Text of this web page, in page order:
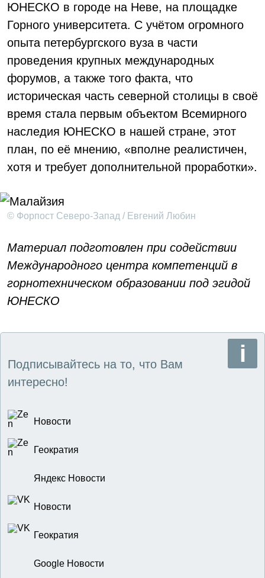
ЮНЕСКО в городе на Неве, на площадке
Горного университета. С учётом огромного
опыта петербургского вуза в части
проведения крупных международных
форумов, а также того факта, что
историческая часть северной столицы в своё
время стала первым объектом Всемирного
наследия ЮНЕСКО в нашей стране, этот
план, по её мнению, «вполне реалистичен,
хотя и требует дополнительной проработки».
© Форпост Северо-Запад / Евгений Любин
Материал подготовлен при содействии
Международного центра компетенций в
горнотехническом образовании под эгидой
ЮНЕСКО
Подписывайтесь на то, что Вам
интересно!
Новости
Геократия
Яндекс Новости
Новости
Геократия
Google Новости